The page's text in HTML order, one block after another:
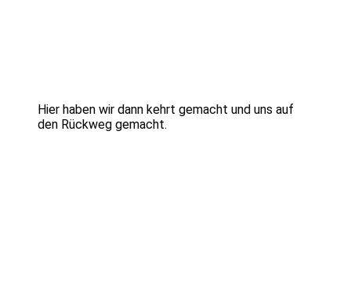
Hier haben wir dann kehrt gemacht und uns auf
den Rückweg gemacht.